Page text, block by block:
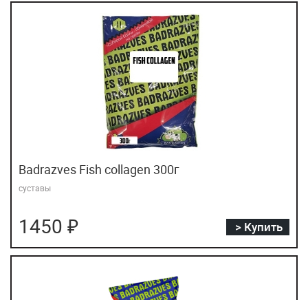
Badrazves Fish collagen 300г
суставы
1450 ₽ > Купить